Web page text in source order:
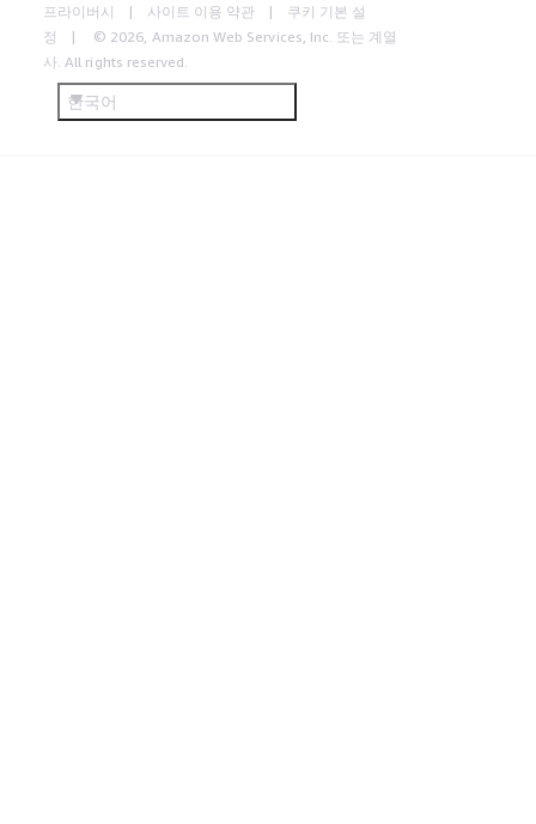
프라이버시 사이트 이용 약관
쿠키 기본 설
정
© 2026, Amazon Web Services, Inc. 또는 계열
사. All rights reserved.
한국어